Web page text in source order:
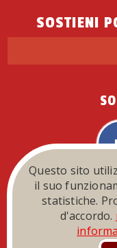
SOSTIENI
Questo sito
il suo
statistiche.
d'accordo.